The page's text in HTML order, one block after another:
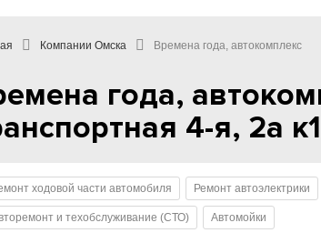
Компании Омска Времена года, автокомплекс
года,
4-я, 2а к1
ходовой части автомобиля Ремонт автоэлектрики
и техобслуживание (СТО) Автомойки